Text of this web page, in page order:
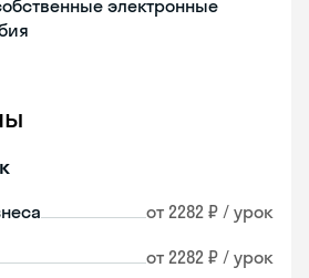
электронные
от 2282 ₽ / урок
от 2282 ₽ / урок